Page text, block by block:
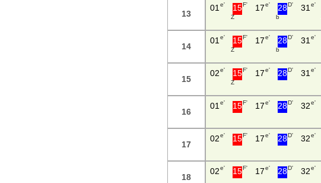
13
01 e' 15F'
Z
17 e' 28D'
b
31 e'
14
01 e' 15F'
Z
17 e' 28D'
b
31 e'
15
02e' 15F'
Z
17 e' 28D' 31 e'
16
01 e' 15F' 17 e' 28D' 32e'
17
02e' 15F' 17 e' 28D' 32e'
18
02e' 15F' 17 e' 28D' 32e'